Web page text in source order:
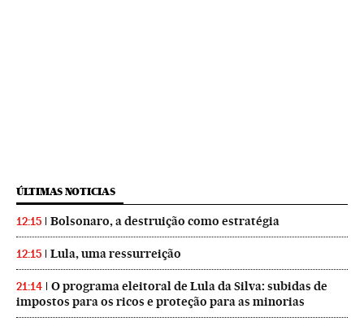
ÚLTIMAS NOTICIAS
12:15 Bolsonaro, a destruição como estratégia
12:15 Lula, uma ressurreição
21:14
O programa eleitoral de Lula da Silva: subidas de
impostos para os ricos e proteção para as minorias